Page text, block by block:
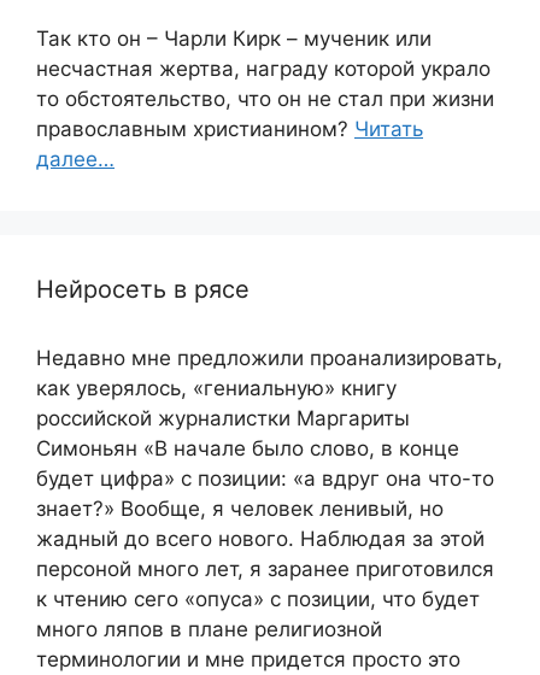
Так кто он – Чарли Кирк – мученик или
несчастная жертва, награду которой украло
то обстоятельство, что он не стал при жизни
православным христианином? Читать
далее…
Нейросеть в рясе
Недавно мне предложили проанализировать,
как уверялось, «гениальную» книгу
российской журналистки Маргариты
Симоньян «В начале было слово, в конце
будет цифра» с позиции: «а вдруг она что-то
знает?» Вообще, я человек ленивый, но
жадный до всего нового. Наблюдая за этой
персоной много лет, я заранее приготовился
к чтению сего «опуса» с позиции, что будет
много ляпов в плане религиозной
терминологии и мне придется просто это